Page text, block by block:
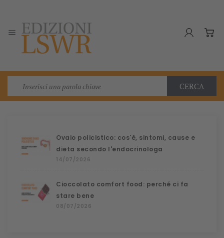

CERCA
Ovaio policistico: cos'è, sintomi, cause e
dieta secondo l'endocrinologa
14/07/2026
Cioccolato comfort food: perché ci fa
stare bene
08/07/2026